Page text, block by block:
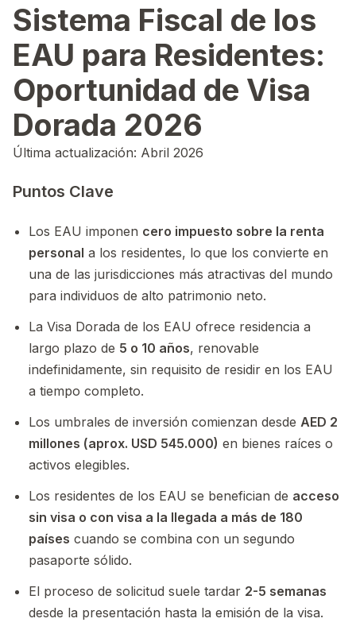
Sistema Fiscal de los
EAU para Residentes:
Oportunidad de Visa
Dorada 2026
Última actualización: Abril 2026
Puntos Clave
Los EAU imponen cero impuesto sobre la renta
personal a los residentes, lo que los convierte en
una de las jurisdicciones más atractivas del mundo
para individuos de alto patrimonio neto.
La Visa Dorada de los EAU ofrece residencia a
largo plazo de 5 o 10 años, renovable
indefinidamente, sin requisito de residir en los EAU
a tiempo completo.
Los umbrales de inversión comienzan desde AED 2
millones (aprox. USD 545.000) en bienes raíces o
activos elegibles.
Los residentes de los EAU se benefician de acceso
sin visa o con visa a la llegada a más de 180
países cuando se combina con un segundo
pasaporte sólido.
El proceso de solicitud suele tardar 2-5 semanas
desde la presentación hasta la emisión de la visa.